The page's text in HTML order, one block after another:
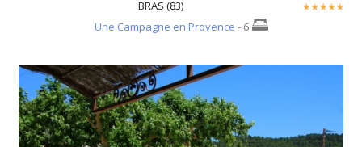
BRAS (83)
Une Campagne en Provence - 6